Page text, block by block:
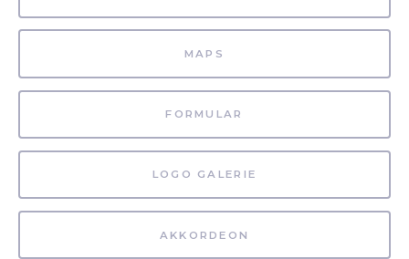
MAPS
FORMULAR
LOGO GALERIE
AKKORDEON